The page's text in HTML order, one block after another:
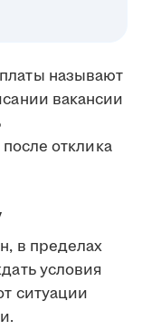
называют
вакансии
после отклика
в пределах
условия
ситуации